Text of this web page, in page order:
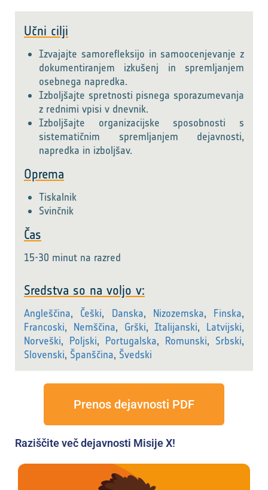
Učni cilji
Izvajajte samorefleksijo in samoocenjevanje z
dokumentiranjem izkušenj in spremljanjem
osebnega napredka.
Izboljšajte spretnosti pisnega sporazumevanja
z rednimi vpisi v dnevnik.
Izboljšajte organizacijske sposobnosti s
sistematičnim spremljanjem dejavnosti,
napredka in izboljšav.
Oprema
Tiskalnik
Svinčnik
Čas
15-30 minut na razred
Sredstva so na voljo v:
Angleščina, Češki, Danska, Nizozemska, Finska,
Francoski, Nemščina, Grški,Italijanski, Latvijski,
Norveški, Poljski, Portugalska, Romunski, Srbski,
Slovenski, Španščina, Švedski
Prenos dejavnosti PDF
Raziščite več dejavnosti Misije X!